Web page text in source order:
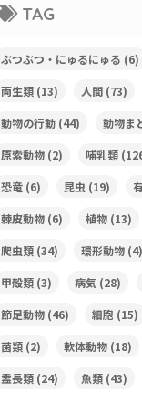
TAG
ぶつぶつ・にゅるにゅる (6)
両生類 (13) 人間 (73)
動物の行動 (44) 動物ま
原索動物 (2) 哺乳類
恐竜 (6) 昆虫 (19)
棘皮動物 (6) 植物 (13)
爬虫類 (34) 環形動物 (4)
甲殻類 (3) 病気 (28)
節足動物 (46) 細胞 (15)
菌類 (2) 軟体動物 (18)
霊長類 (24) 魚類 (43)